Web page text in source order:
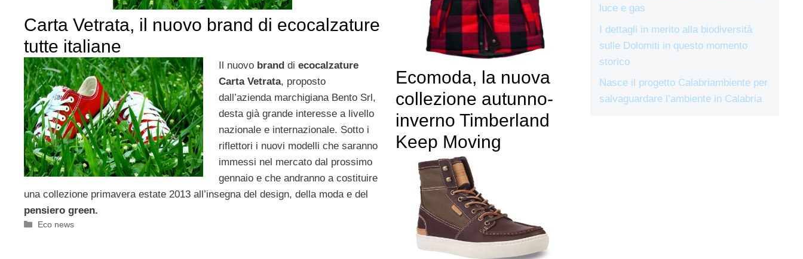
Carta Vetrata, il nuovo brand di ecocalzature
tutte italiane
Il nuovo branddi ecocalzature
Carta Vetrata, proposto
dall’azienda marchigiana Bento Srl,
desta già grande interesse a livello
nazionale e internazionale. Sotto i
riflettori i nuovi modelli che saranno
immessi nel mercato dal prossimo
gennaio e che andranno a costituire
una collezione primavera estate 2013 all’insegna del design, della moda e del
pensiero green.
Categorie
Eco news
Ecomoda, la nuova
collezione autunno-
inverno Timberland
Keep Moving
luce e gas
I dettagli in merito alla biodiversità
sulle Dolomiti in questo momento
storico
Nasce il progetto Calabriambiente per
salvaguardare l’ambiente in Calabria